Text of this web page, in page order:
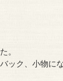
。
ック、小物に